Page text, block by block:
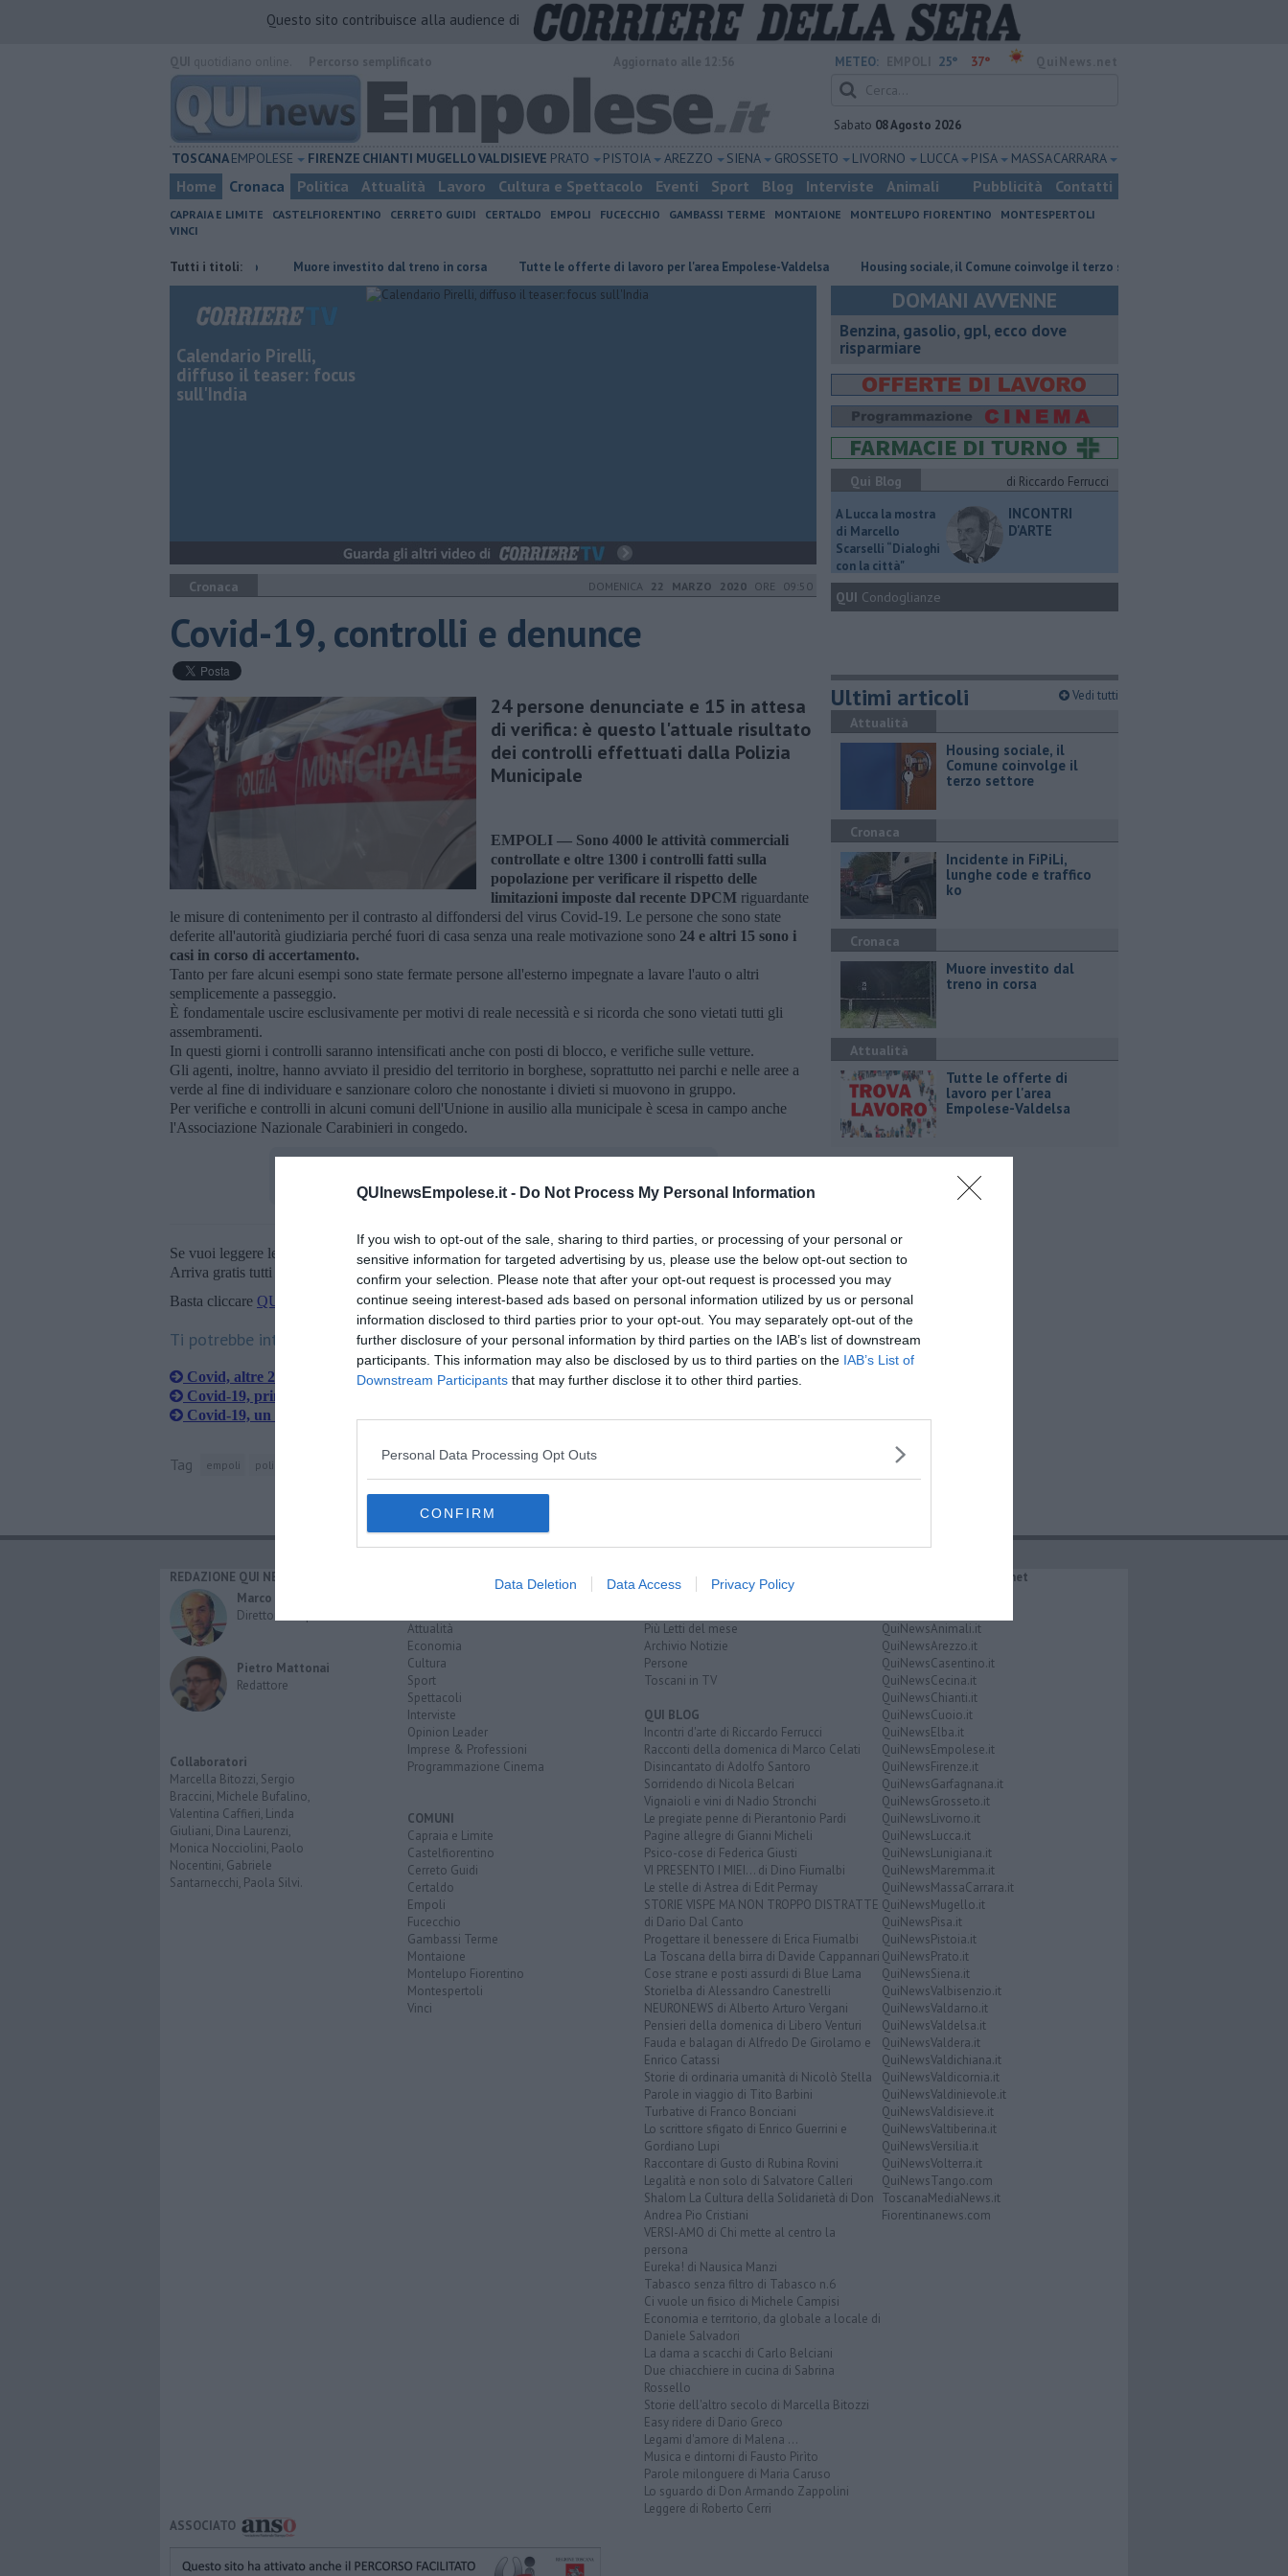
QUInewsEmpolese.it - Do Not Process My Personal Information
If you wish to opt-out of the sale, sharing to third parties, or processing of your personal or
sensitive information for targeted advertising by us, please use the below opt-out section to
confirm your selection. Please note that after your opt-out request is processed you may
continue seeing interest-based ads based on personal information utilized by us or personal
information disclosed to third parties prior to your opt-out. You may separately opt-out of the
further disclosure of your personal information by third parties on the IAB’s list of downstream
participants. This information may also be disclosed by us to third parties on the IAB’s List of
Downstream Participants that may further disclose it to other third parties.
Personal Data Processing Opt Outs
CONFIRM
Data Deletion Data Access Privacy Policy
Questo sito contribuisce alla audience di
METEO: 25° 37°
Sabato 08 Agosto 2026
TOSCANAEMPOLESE FIRENZE CHIANTI MUGELLOVALDISIEVE PRATO PISTOIA AREZZO SIENA GROSSETO LIVORNO LUCCA PISA MASSA CARRARA
Home Cronaca Politica Attualità Lavoro Cultura e Spettacolo Eventi Sport Blog Interviste Animali Pubblicità Contatti
CAPRAIA E LIMITE CASTELFIORENTINO CERRETO GUIDI CERTALDO EMPOLI FUCECCHIO GAMBASSI TERME MONTAIONE MONTELUPO FIORENTINO
MONTESPERTOLI
VINCI
Tutti i titoli:
in FiPiLi, lunghe code e traffico ko Muore investito dal treno in corsa ​Tutte le offerte di lavoro per l'area Empolese-Valdelsa ​Housing sociale, il Comune coinvolge il terzo settore
Calendario Pirelli,
diffuso il teaser: focus
sull'India
Cronaca DOMENICA 22 MARZO 2020 ORE 09:50
Covid-19, controlli e denunce
24 persone denunciate e 15 in attesa
di verifica: è questo l'attuale risultato
dei controlli effettuati dalla Polizia
Municipale
EMPOLI — Sono 4000 le attività commerciali
controllate e oltre 1300 i controlli fatti sulla
popolazione per verificare il rispetto delle
limitazioni imposte dal recente DPCM riguardante
le misure di contenimento per il contrasto al diffondersi del virus Covid-19. Le persone che sono state
deferite all'autorità giudiziaria perché fuori di casa senza una reale motivazione sono 24 e altri 15 sono i
casi in corso di accertamento.
Tanto per fare alcuni esempi sono state fermate persone all'esterno impegnate a lavare l'auto o altri
semplicemente a passeggio.
È fondamentale uscire esclusivamente per motivi di reale necessità e si ricorda che sono vietati tutti gli
assembramenti.
In questi giorni i controlli saranno intensificati anche con posti di blocco, e verifiche sulle vetture.
Gli agenti, inoltre, hanno avviato il presidio del territorio in borghese, soprattutto nei parchi e nelle aree a
verde al fine di individuare e sanzionare coloro che nonostante i divieti si muovono in gruppo.
Per verifiche e controlli in alcuni comuni dell'Unione in ausilio alla municipale è scesa in campo anche
l'Associazione Nazionale Carabinieri in congedo.
Se vuoi leggere le notizie principali della Toscana iscriviti alla
Newsletter QUInews - ToscanaMedia.
Arriva gratis tutti i giorni alle 20:00 direttamente nella tua casella di posta.
Basta cliccare QUI
Ti potrebbe interessare anche:
Covid, altre 25 vittime in Toscana, una è empolese
Covid-19, prima vittima a Castelfiorentino
Covid-19, un cittadino cinese dona 800 mascherine
Tag empoli polizia municipale virus associazione nazionale carabinieri
DOMANI AVVENNE
​Benzina, gasolio, gpl, ecco dove
risparmiare
Qui Blog
di Riccardo Ferrucci
A Lucca la mostra
di Marcello
Scarselli “Dialoghi
con la città"
INCONTRI
D'ARTE
QUI Condoglianze
Ultimi articoli Vedi tutti
Attualità
​Housing sociale, il
Comune coinvolge il
terzo settore
Cronaca
Incidente in FiPiLi,
lunghe code e traffico
ko
Cronaca
Muore investito dal
treno in corsa
Attualità
​Tutte le offerte di
lavoro per l'area
Empolese-Valdelsa
REDAZIONE QUI NEWS
Marco Migli
Direttore Responsabile
Pietro Mattonai
Redattore
Collaboratori
Marcella Bitozzi, Sergio
Braccini, Michele Bufalino,
Valentina Caffieri, Linda
Giuliani, Dina Laurenzi,
Monica Nocciolini, Paolo
Nocentini, Gabriele
Santarnecchi, Paola Silvi.
Attualità
Economia
Cultura
Sport
Spettacoli
Interviste
Opinion Leader
Imprese & Professioni
Programmazione Cinema
COMUNI
Capraia e Limite
Castelfiorentino
Cerreto Guidi
Certaldo
Empoli
Fucecchio
Gambassi Terme
Montaione
Montelupo Fiorentino
Montespertoli
Vinci
RUBRICHE
Le notizie di oggi
Più Letti del mese
Archivio Notizie
Persone
Toscani in TV
QUI BLOG
Incontri d'arte di Riccardo Ferrucci
Racconti della domenica di Marco Celati
Disincantato di Adolfo Santoro
Sorridendo di Nicola Belcari
Vignaioli e vini di Nadio Stronchi
Le pregiate penne di Pierantonio Pardi
Pagine allegre di Gianni Micheli
Psico-cose di Federica Giusti
VI PRESENTO I MIEI... di Dino Fiumalbi
Le stelle di Astrea di Edit Permay
STORIE VISPE MA NON TROPPO DISTRATTE
di Dario Dal Canto
Progettare il benessere di Erica Fiumalbi
La Toscana della birra di Davide Cappannari
Cose strane e posti assurdi di Blue Lama
Storielba di Alessandro Canestrelli
NEURONEWS di Alberto Arturo Vergani
Pensieri della domenica di Libero Venturi
Fauda e balagan di Alfredo De Girolamo e
Enrico Catassi
Storie di ordinaria umanità di Nicolò Stella
Parole in viaggio di Tito Barbini
Turbative di Franco Bonciani
Lo scrittore sfigato di Enrico Guerrini e
Gordiano Lupi
Raccontare di Gusto di Rubina Rovini
Legalità e non solo di Salvatore Calleri
Shalom La Cultura della Solidarietà di Don
Andrea Pio Cristiani
VERSI-AMO di Chi mette al centro la
persona
Eureka! di Nausica Manzi
Tabasco senza filtro di Tabasco n.6
Ci vuole un fisico di Michele Campisi
Economia e territorio, da globale a locale di
Daniele Salvadori
La dama a scacchi di Carlo Belciani
Due chiacchiere in cucina di Sabrina
Rossello
Storie dell'altro secolo di Marcella Bitozzi
Easy ridere di Dario Greco
Legami d'amore di Malena ...
Musica e dintorni di Fausto Pirìto
Parole milonguere di Maria Caruso
Lo sguardo di Don Armando Zappolini
Leggere di Roberto Cerri
IL NETWORK QuiNews.net
QuiNewsAnimali.it
QuiNewsArezzo.it
QuiNewsCasentino.it
QuiNewsCecina.it
QuiNewsChianti.it
QuiNewsCuoio.it
QuiNewsElba.it
QuiNewsEmpolese.it
QuiNewsFirenze.it
QuiNewsGarfagnana.it
QuiNewsGrosseto.it
QuiNewsLivorno.it
QuiNewsLucca.it
QuiNewsLunigiana.it
QuiNewsMaremma.it
QuiNewsMassaCarrara.it
QuiNewsMugello.it
QuiNewsPisa.it
QuiNewsPistoia.it
QuiNewsPrato.it
QuiNewsSiena.it
QuiNewsValbisenzio.it
QuiNewsValdarno.it
QuiNewsValdelsa.it
QuiNewsValdera.it
QuiNewsValdichiana.it
QuiNewsValdicornia.it
QuiNewsValdinievole.it
QuiNewsValdisieve.it
QuiNewsValtiberina.it
QuiNewsVersilia.it
QuiNewsVolterra.it
QuiNewsTango.com
ToscanaMediaNews.it
Fiorentinanews.com
ASSOCIATO